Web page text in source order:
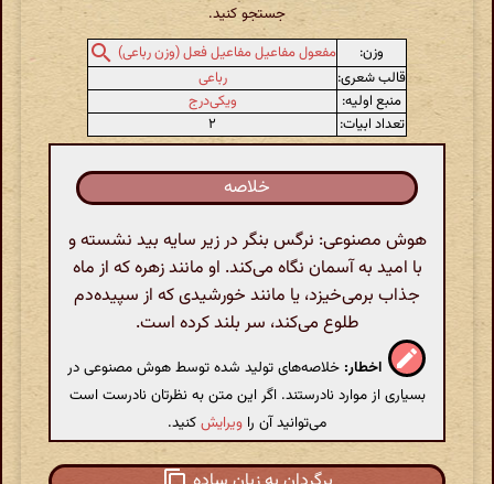
جستجو کنید.
وزن:
مفعول مفاعیل مفاعیل فعل (وزن رباعی)
قالب شعری:
رباعی
منبع اولیه:
ویکی‌درج
تعداد ابیات:
۲
خلاصه
هوش مصنوعی: نرگس بنگر در زیر سایه بید نشسته و
با امید به آسمان نگاه می‌کند. او مانند زهره که از ماه
جذاب برمی‌خیزد، یا مانند خورشیدی که از سپیده‌دم
طلوع می‌کند، سر بلند کرده است.
اخطار: خلاصه‌های تولید شده توسط هوش مصنوعی در
بسیاری از موارد نادرستند. اگر این متن به نظرتان نادرست است
می‌توانید آن را ویرایشکنید.